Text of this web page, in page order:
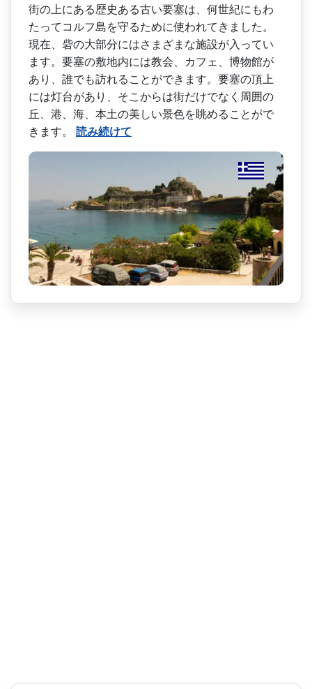
街の上にある歴史ある古い要­塞は、何世紀にもわ
たってコルフ島を守るために使わ­れてきました。
現在、砦の大部分にはさまざまな施設­が入ってい
ます。要塞の敷地内には教会、カフェ、博­物館が
あり、誰でも訪れることができます。要塞の頂­上
には灯台があり、そこからは街だけでなく周囲の
丘­、港、海、本土の美しい景色を眺めることがで
きます。 読み続けて